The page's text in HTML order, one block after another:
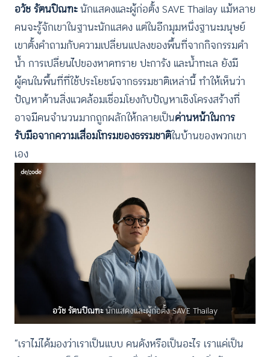
อวัช รัตนปิณฑะนักแสดงและผู้ก่อตั้ง SAVE Thailay แม้หลาย
คนจะรู้จักเขาในฐานะนักแสดง แต่ในอีกมุมหนึ่งฐานะมนุษย์
เขาตั้งคำถามกับความเปลี่ยนแปลงของพื้นที่จากกิจกรรมดำ
น้ำ การเปลี่ยนไปของหาดทราย ปะการัง และน้ำทะเล ยังมี
ผู้คนในพื้นที่ที่ใช้ประโยชน์จากธรรมชาติเหล่านี้ ทำให้เห็นว่า
ปัญหาด้านสิ่งแวดล้อมเชื่อมโยงกับปัญหาเชิงโครงสร้างที่
อาจมีคนจำนวนมากถูกผลักให้กลายเป็นด่านหน้าในการ
รับมือจากความเสื่อมโทรมของธรรมชาติในบ้านของพวกเขา
เอง
อวัช รัตนปิณฑะนักแสดงและผู้ก่อตั้ง SAVE Thailay
“เราไม่ได้มองว่าเราเป็นแบบ คนดังหรือเป็นอะไร เราแค่เป็น